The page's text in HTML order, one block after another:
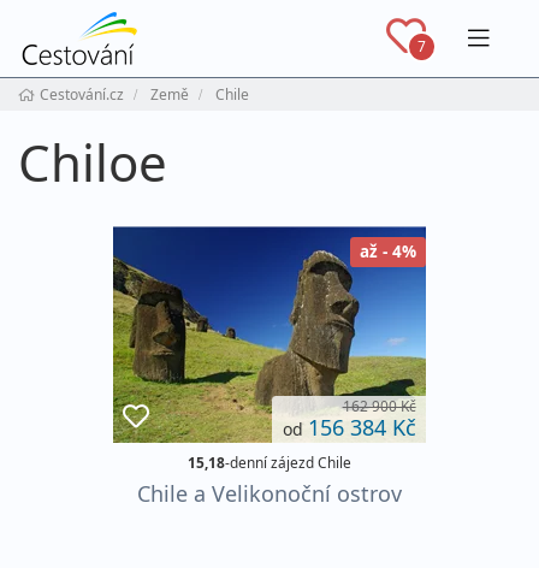
7
Cestování.cz Země Chile
Chiloe
až - 4%
162 900 Kč
od 156 384 Kč
15,18-denní zájezd Chile
Chile a Velikonoční ostrov